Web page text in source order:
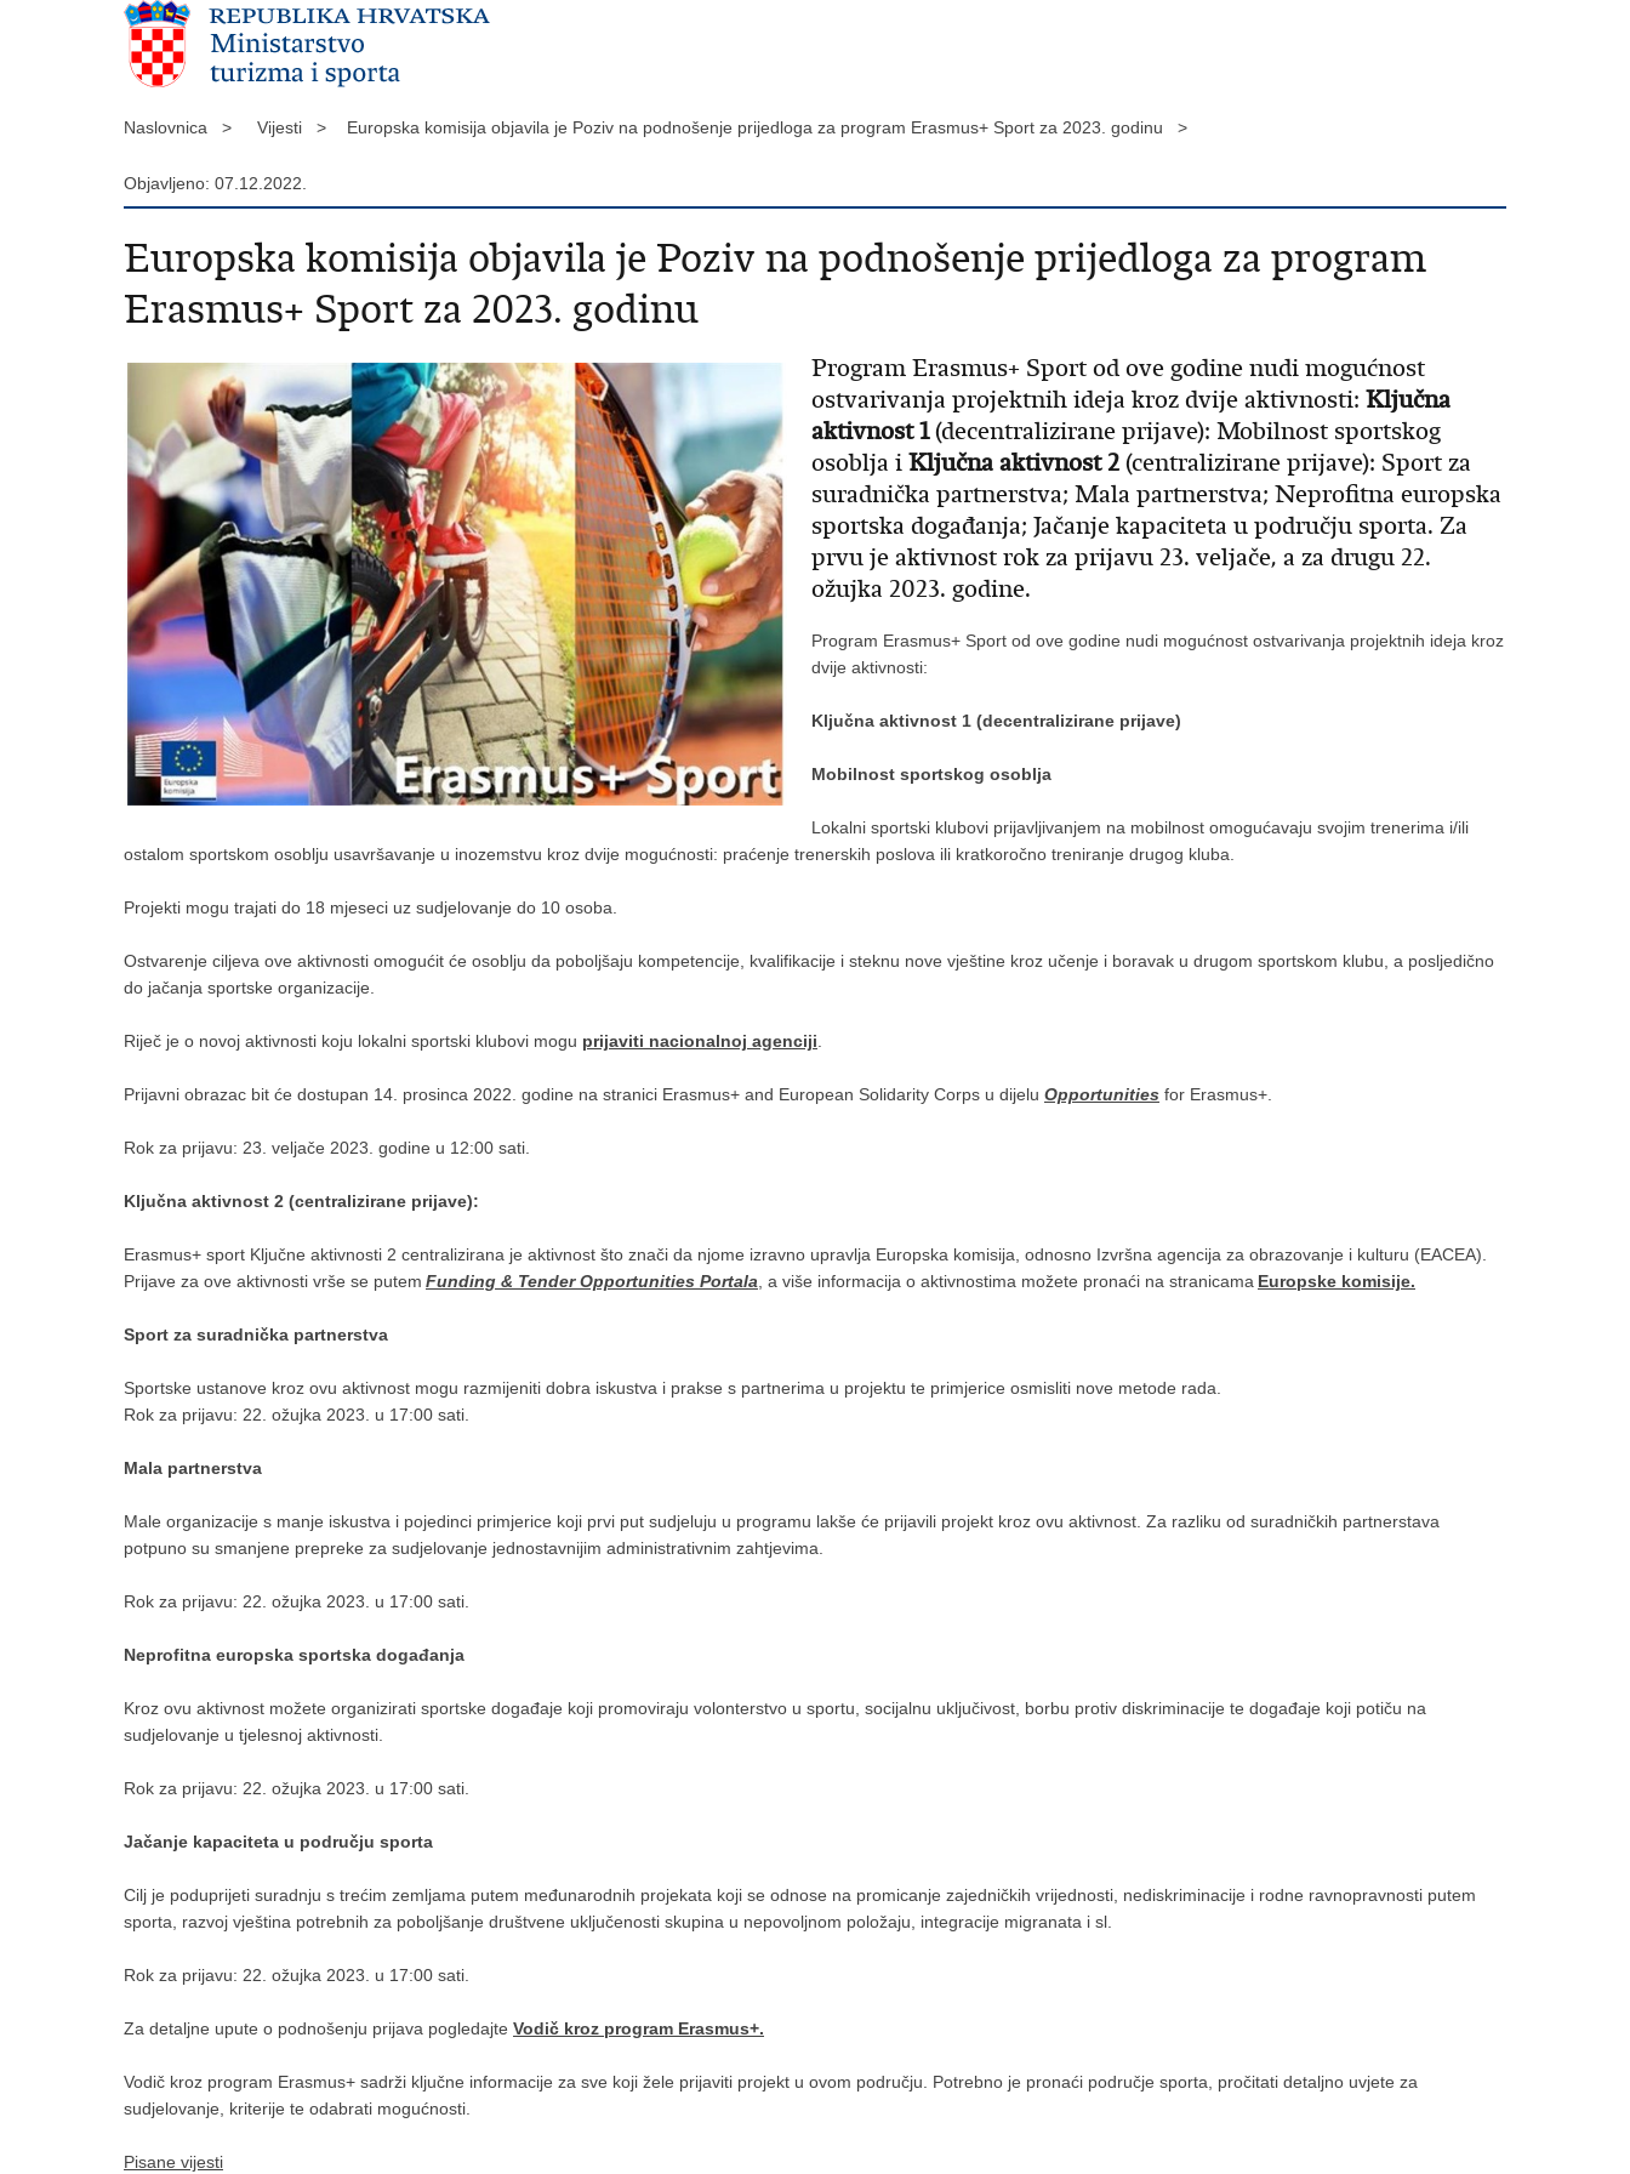
Naslovnica > Vijesti > ​Europska komisija objavila je Poziv na podnošenje prijedloga za program Erasmus+ Sport za 2023. godinu >
Objavljeno: 07.12.2022.
​Europska komisija objavila je Poziv na podnošenje prijedloga za program
Erasmus+ Sport za 2023. godinu
Program Erasmus+ Sport od ove godine nudi mogućnost
ostvarivanja projektnih ideja kroz dvije aktivnosti:Ključna
aktivnost 1(decentralizirane prijave): Mobilnost sportskog
osoblja iKljučna aktivnost 2 (centralizirane prijave): Sport za
suradnička partnerstva; Mala partnerstva; Neprofitna europska
sportska događanja; Jačanje kapaciteta u području sporta. Za
prvu je aktivnost rok za prijavu 23. veljače, a za drugu 22.
ožujka 2023. godine.
Program Erasmus+ Sport od ove godine nudi mogućnost ostvarivanja projektnih ideja kroz
dvije aktivnosti:
Ključna aktivnost 1 (decentralizirane prijave)
Mobilnost sportskog osoblja
Lokalni sportski klubovi prijavljivanjem na mobilnost omogućavaju svojim trenerima i/ili
ostalom sportskom osoblju usavršavanje u inozemstvu kroz dvije mogućnosti: praćenje trenerskih poslova ili kratkoročno treniranje drugog kluba.
Projekti mogu trajati do 18 mjeseci uz sudjelovanje do 10 osoba.
Ostvarenje ciljeva ove aktivnosti omogućit će osoblju da poboljšaju kompetencije, kvalifikacije i steknu nove vještine kroz učenje i boravak u drugom sportskom klubu, a posljedično
do jačanja sportske organizacije.
Riječ je o novoj aktivnosti koju lokalni sportski klubovi mogu prijaviti nacionalnoj agenciji
Prijavni obrazac bit će dostupan 14. prosinca 2022. godine na stranici Erasmus+ and European Solidarity Corps u dijelu Opportunities for Erasmus+.
Rok za prijavu: 23. veljače 2023. godine u 12:00 sati.
Ključna aktivnost 2 (centralizirane prijave):
Erasmus+ sport Ključne aktivnosti 2 centralizirana je aktivnost što znači da njome izravno upravlja Europska komisija, odnosno Izvršna agencija za obrazovanje i kulturu (EACEA).
Prijave za ove aktivnosti vrše se putem Funding & Tender Opportunities Portala , a više informacija o aktivnostima možete pronaći na stranicama Europske komisije.
Sport za suradnička partnerstva
Sportske ustanove kroz ovu aktivnost mogu razmijeniti dobra iskustva i prakse s partnerima u projektu te primjerice osmisliti nove metode rada.
Rok za prijavu: 22. ožujka 2023. u 17:00 sati.
Mala partnerstva
Male organizacije s manje iskustva i pojedinci primjerice koji prvi put sudjeluju u programu lakše će prijavili projekt kroz ovu aktivnost. Za razliku od suradničkih partnerstava
potpuno su smanjene prepreke za sudjelovanje jednostavnijim administrativnim zahtjevima.
Rok za prijavu: 22. ožujka 2023. u 17:00 sati.
Neprofitna europska sportska događanja
Kroz ovu aktivnost možete organizirati sportske događaje koji promoviraju volonterstvo u sportu, socijalnu uključivost, borbu protiv diskriminacije te događaje koji potiču na
sudjelovanje u tjelesnoj aktivnosti.
Rok za prijavu: 22. ožujka 2023. u 17:00 sati.
Jačanje kapaciteta u području sporta
Cilj je poduprijeti suradnju s trećim zemljama putem međunarodnih projekata koji se odnose na promicanje zajedničkih vrijednosti, nediskriminacije i rodne ravnopravnosti putem
sporta, razvoj vještina potrebnih za poboljšanje društvene uključenosti skupina u nepovoljnom položaju, integracije migranata i sl.
Rok za prijavu: 22. ožujka 2023. u 17:00 sati.
Za detaljne upute o podnošenju prijava pogledajte Vodič kroz program Erasmus+.
Vodič kroz program Erasmus+ sadrži ključne informacije za sve koji žele prijaviti projekt u ovom području. Potrebno je pronaći područje sporta, pročitati detaljno uvjete za
sudjelovanje, kriterije te odabrati mogućnosti.
Pisane vijesti